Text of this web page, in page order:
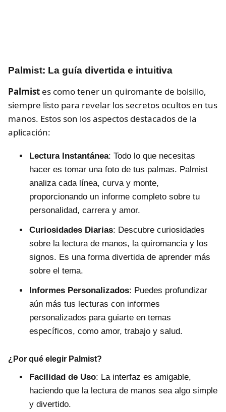
Palmist: La guía divertida e intuitiva
Palmist es como tener un quiromante de bolsillo,
siempre listo para revelar los secretos ocultos en tus
manos. Estos son los aspectos destacados de la
aplicación:
Lectura Instantánea: Todo lo que necesitas
hacer es tomar una foto de tus palmas. Palmist
analiza cada línea, curva y monte,
proporcionando un informe completo sobre tu
personalidad, carrera y amor.
Curiosidades Diarias: Descubre curiosidades
sobre la lectura de manos, la quiromancia y los
signos. Es una forma divertida de aprender más
sobre el tema.
Informes Personalizados: Puedes profundizar
aún más tus lecturas con informes
personalizados para guiarte en temas
específicos, como amor, trabajo y salud.
¿Por qué elegir Palmist?
Facilidad de Uso: La interfaz es amigable,
haciendo que la lectura de manos sea algo simple
y divertido.